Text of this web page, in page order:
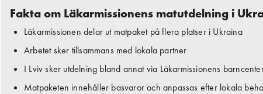
Fakta om Läkarmissionens matutdelning i
Läkarmissionen delar ut matpaket på flera platser i Ukraina
Arbetet sker tillsammans med lokala partner
I Lviv sker utdelning bland annat via Läkarmissionens
Matpaketen innehåller basvaror och anpassas efter lokala